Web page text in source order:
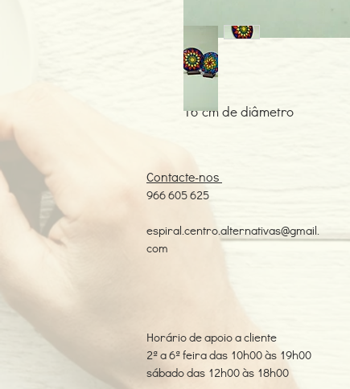
16 cm de diâmetro
Contacte-nos
966 605 625
espiral.centro.alternativas@gmail.
com
Horário de apoio a cliente
2ª a 6ª feira das 10h00 às 19h00
sábado das 12h00 às 18h00